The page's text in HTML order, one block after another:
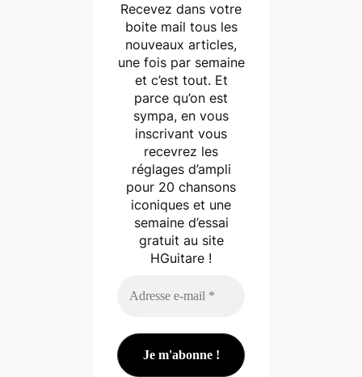
Recevez dans votre
boite mail tous les
nouveaux articles,
une fois par semaine
et c’est tout. Et
parce qu’on est
sympa, en vous
inscrivant vous
recevrez les
réglages d’ampli
pour 20 chansons
iconiques et une
semaine d’essai
gratuit au site
HGuitare !